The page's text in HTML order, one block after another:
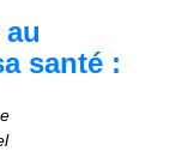
santé :